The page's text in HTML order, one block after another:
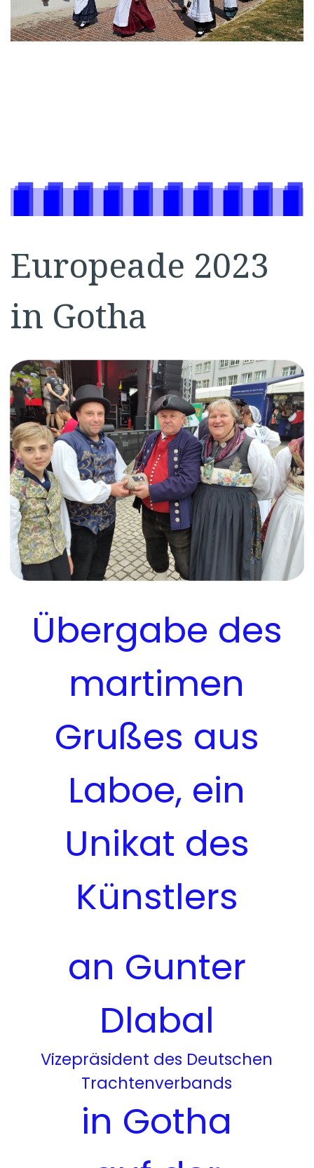
Europeade 2023
in Gotha
Übergabe des
martimen
Grußes aus
Laboe, ein
Unikat des
Künstlers
an Gunter
Dlabal
Vizepräsident des Deutschen
Trachtenverbands
in Gotha